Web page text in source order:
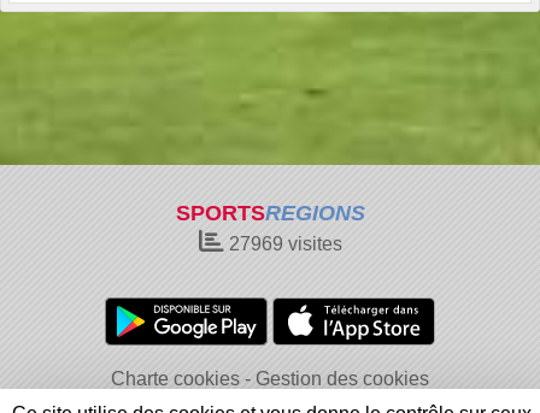
SPORTSREGIONS
27969 visites
Charte cookies
Gestion des cookies
Informations légales
Signaler un contenu inapproprié